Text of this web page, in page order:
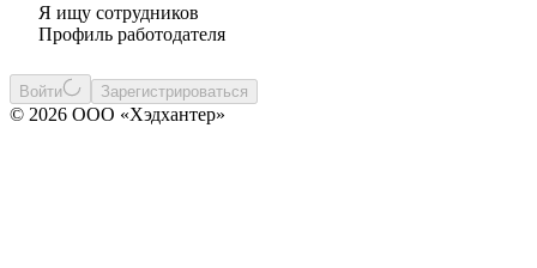
Я ищу сотрудников
Профиль работодателя
Войти Зарегистрироваться
© 2026 ООО «Хэдхантер»